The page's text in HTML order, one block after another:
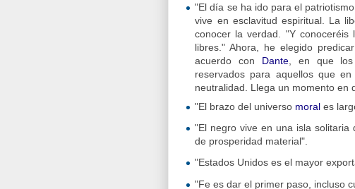
"El día se ha ido para el
vive en esclavitud espiritual. La
conocer la verdad. "Y
libres." Ahora, he elegido
acuerdo con Dante, en que los
reservados para aquellos que
neutralidad. Llega un momento en
"El brazo del universo moral es
"El negro vive en una isla
de prosperidad material".
"Estados Unidos es el mayor
"Fe es dar el primer paso, incluso